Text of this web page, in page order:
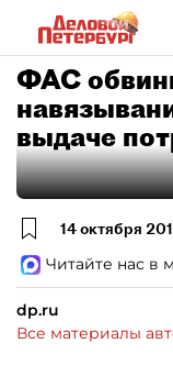
ФАС
выдаче
14 октября
Читайте нас в
dp.ru
Все материалы